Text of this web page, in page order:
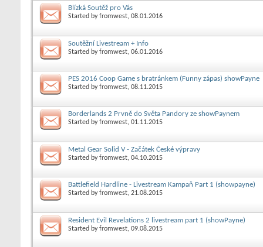
Blízká Soutěž pro Vás
Started byfromwest, 08.01.2016
Soutěžní Livestream + Info
Started byfromwest, 06.01.2016
PES 2016 Coop Game s bratránkem (Funny zápas) showPayne
Started byfromwest, 08.11.2015
Borderlands 2 Prvně do Světa Pandory ze showPaynem
Started byfromwest, 01.11.2015
Metal Gear Solid V - Začátek České výpravy
Started byfromwest, 04.10.2015
Battlefield Hardline - Livestream Kampaň Part 1 (showpayne)
Started byfromwest, 21.08.2015
Resident Evil Revelations 2 livestream part 1 (showPayne)
Started byfromwest, 09.08.2015